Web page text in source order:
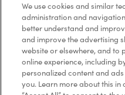
Marques de commerce
Accessibilité
Diagnostic
We use cookies and similar
administration and
better understand and
and improve the advertising
website or elsewhere, and to
online experience, including
personalized content and
you. Learn more about this in